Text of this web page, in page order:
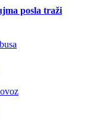
posla traži